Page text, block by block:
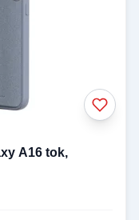
A16 tok,